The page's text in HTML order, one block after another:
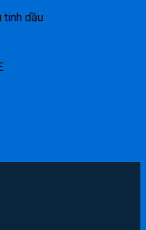
dầu